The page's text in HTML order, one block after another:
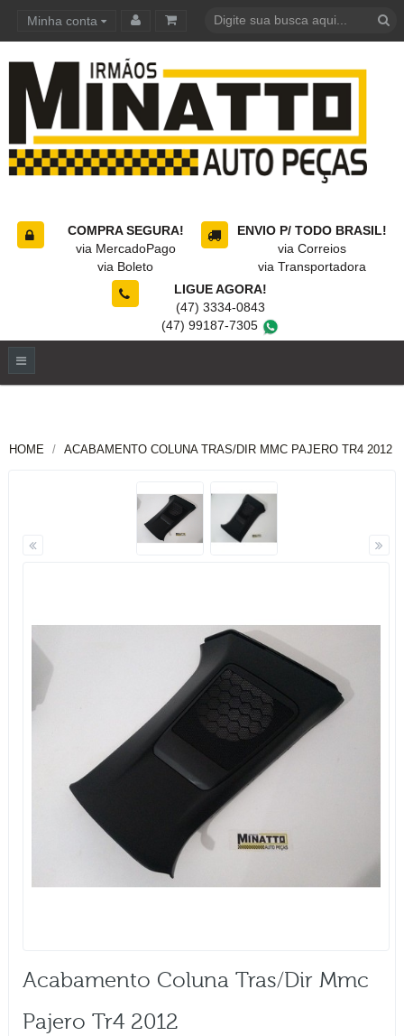
Minha conta
COMPRA SEGURA!
via MercadoPago
via Boleto
ENVIO P/ TODO BRASIL!
via Correios
via Transportadora
LIGUE AGORA!
(47) 3334-0843
(47) 99187-7305
HOME ACABAMENTO COLUNA TRAS/DIR MMC PAJERO TR4 2012
Acabamento Coluna Tras/dir Mmc
Pajero Tr4 2012